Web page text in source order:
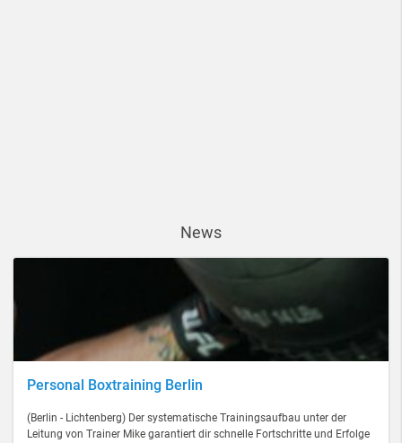
News
Personal Boxtraining Berlin
(Berlin - Lichtenberg) Der systematische Trainingsaufbau unter der
Leitung von Trainer Mike garantiert dir schnelle Fortschritte und Erfolge